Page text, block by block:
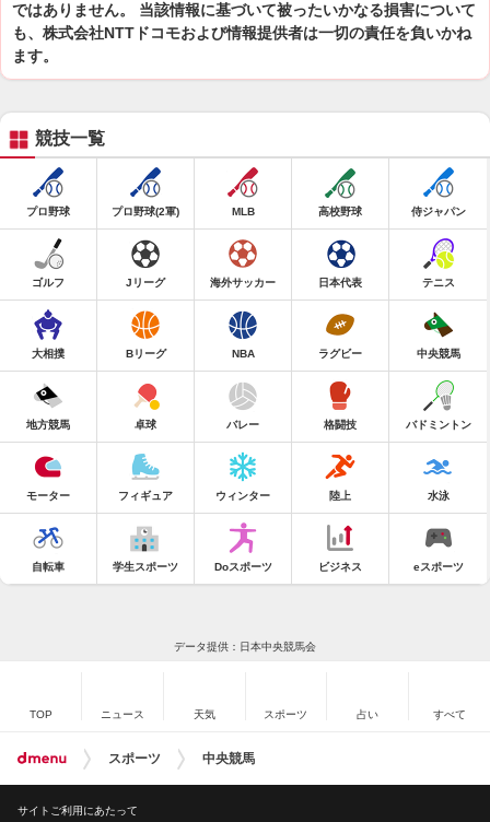
ではありません。 当該情報に基づいて被ったいかなる損害について
も、株式会社NTTドコモおよび情報提供者は一切の責任を負いかね
ます。
競技一覧
プロ野球 プロ野球(2軍) MLB 高校野球 侍ジャパン
ゴルフ Jリーグ 海外サッカー 日本代表 テニス
大相撲 Bリーグ NBA ラグビー 中央競馬
地方競馬 卓球 バレー 格闘技 バドミントン
モーター フィギュア ウィンター 陸上 水泳
自転車 学生スポーツ Doスポーツ ビジネス eスポーツ
データ提供：日本中央競馬会
TOP ニュース 天気 スポーツ 占い すべて
スポーツ 中央競馬
サイトご利用にあたって